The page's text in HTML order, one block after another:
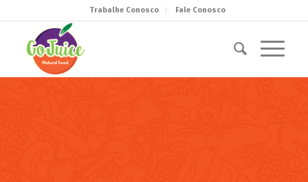
Trabalhe Conosco Fale Conosco